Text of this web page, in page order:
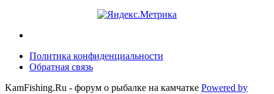
Политика конфиденциальности
Обратная связь
KamFishing.Ru - форум о рыбалке на камчатке Powered by